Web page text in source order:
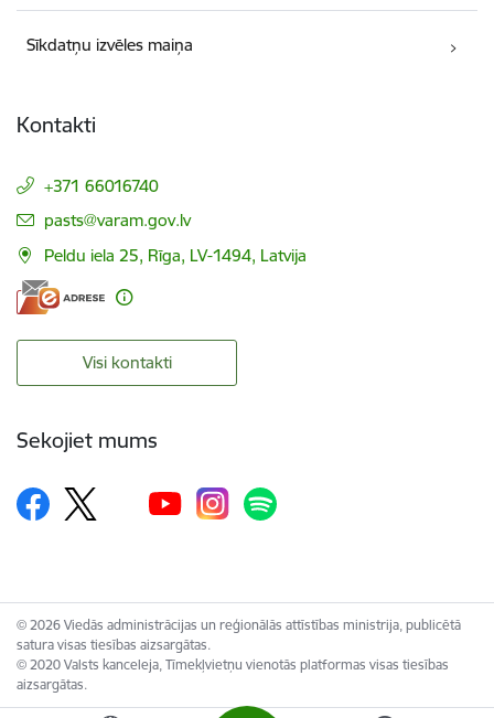
Sīkdatņu izvēles maiņa
Kontakti
+371 66016740
E-pasts:
pasts@varam.gov.lv
Peldu iela 25, Rīga, LV-1494, Latvija
Visi kontakti
Sekojiet mums
© 2026 Viedās administrācijas un reģionālās attīstības ministrija, publicētā
satura visas tiesības aizsargātas.
© 2020 Valsts kanceleja, Tīmekļvietņu vienotās platformas visas tiesības
aizsargātas.